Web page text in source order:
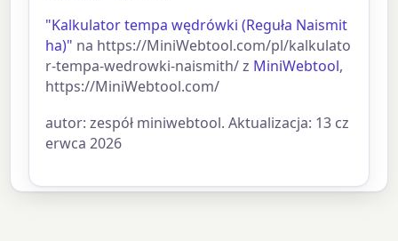
"Kalkulator tempa wędrówki (Reguła Naismit
ha)" na https://MiniWebtool.com/pl/kalkulato
r-tempa-wedrowki-naismith/ z MiniWebtool,
https://MiniWebtool.com/
autor: zespół miniwebtool. Aktualizacja: 13 cz
erwca 2026